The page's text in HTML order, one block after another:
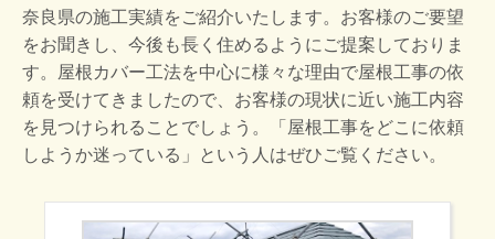
奈良県の施工実績をご紹介いたします。お客様のご要望
をお聞きし、今後も長く住めるようにご提案しておりま
す。屋根カバー工法を中心に様々な理由で屋根工事の依
頼を受けてきましたので、お客様の現状に近い施工内容
を見つけられることでしょう。「屋根工事をどこに依頼
しようか迷っている」という人はぜひご覧ください。